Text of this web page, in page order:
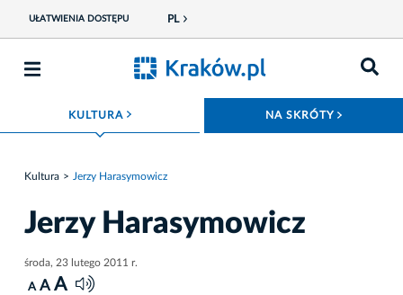
UŁATWIENIA DOSTĘPU PL
KULTURA ROZWIŃ MENU NA SKRÓTY
Kultura Jerzy Harasymowicz
Jerzy Harasymowicz
środa, 23 lutego 2011 r.
A A A